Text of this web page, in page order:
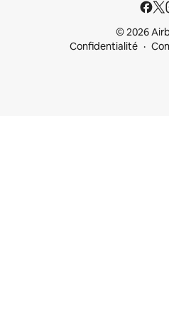
© 2026
Confidentialité